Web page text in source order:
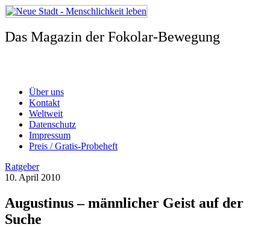
Zum
Inhalt
springen
Das Magazin der Fokolar-Bewegung
Über uns
Kontakt
Weltweit
Datenschutz
Impressum
Preis / Gratis-Probeheft
Ratgeber
10. April 2010
Augustinus – männlicher Geist auf der
Suche